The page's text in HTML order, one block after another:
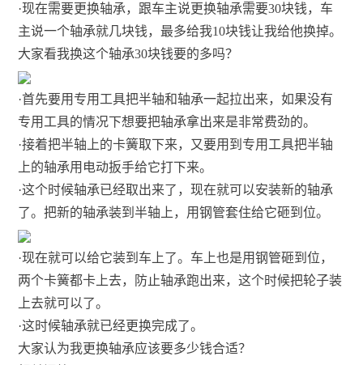
·现在需要更换轴承，跟车主说更换轴承需要30块钱，车
主说一个轴承就几块钱，最多给我10块钱让我给他换掉。
大家看我换这个轴承30块钱要的多吗？
·首先要用专用工具把半轴和轴承一起拉出来，如果没有
专用工具的情况下想要把轴承拿出来是非常费劲的。
·接着把半轴上的卡簧取下来，又要用到专用工具把半轴
上的轴承用电动扳手给它打下来。
·这个时候轴承已经取出来了，现在就可以安装新的轴承
了。把新的轴承装到半轴上，用钢管套住给它砸到位。
·现在就可以给它装到车上了。车上也是用钢管砸到位，
两个卡簧都卡上去，防止轴承跑出来，这个时候把轮子装
上去就可以了。
·这时候轴承就已经更换完成了。
大家认为我更换轴承应该要多少钱合适？